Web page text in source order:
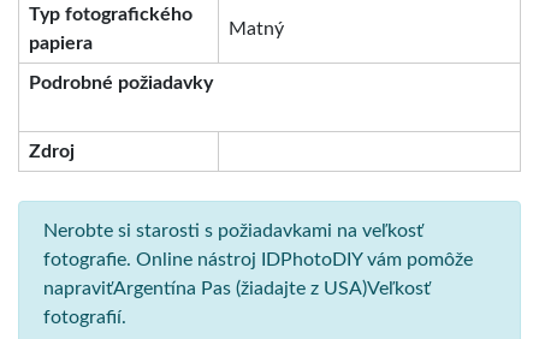
Typ fotografického
papiera
Matný
Podrobné požiadavky
Zdroj
Nerobte si starosti s požiadavkami na veľkosť
fotografie. Online nástroj IDPhotoDIY vám pomôže
napraviťArgentína Pas (žiadajte z USA)Veľkosť
fotografií.